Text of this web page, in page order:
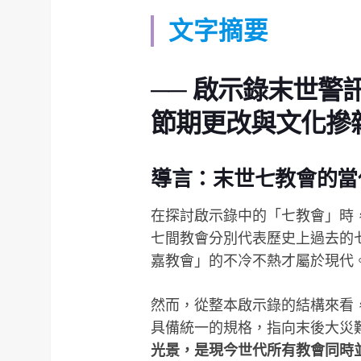
文字摘要
── 啟示錄末世警
節期更改與文化摻
導言：末世七教會的
在探討啟示錄中的「七教會」
七間教會分別代表歷史上過去
嘉教會」的不冷不熱才屬於現代
然而，從整本啟示錄的結構來
具備統一的規格，指向末後大
光景，是現今世代所有教會同時